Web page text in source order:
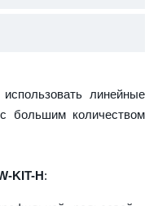
линейные
большим количеством
KIT-H: